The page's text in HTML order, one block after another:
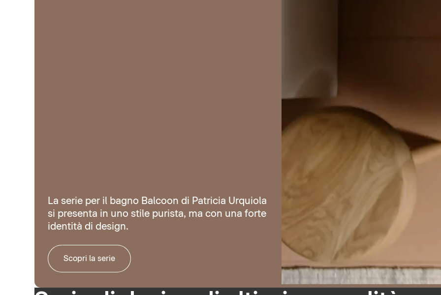
La serie per il bagno Balcoon di Patricia Urquiola
si presenta in uno stile purista, ma con una forte
identità di design.
Scopri la serie